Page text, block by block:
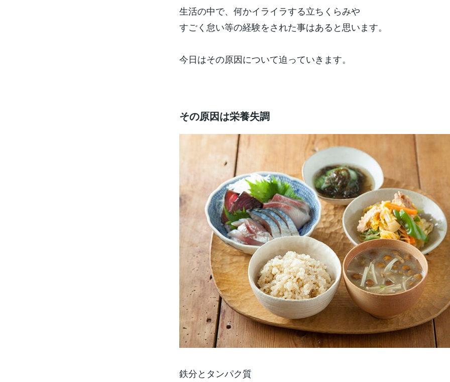
生活の中で、何かイライラする立ちくらみや
すごく怠い等の経験をされた事はあると思います。
今日はその原因について迫っていきます。
その原因は栄養失調
鉄分とタンパク質